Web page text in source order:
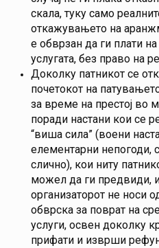
скала, туку само
откажувањето на
е обврзан да ги плати
услугата, без право на
Доколку патникот се
почетокот на
за време на престој во
поради настани кои се
“виша сила” (воени
елементарни непогоди,
слично), кои ниту
можел да ги предвиди,
организаторот не носи
обврска за поврат на
услуги, освен доколку
прифати и изврши